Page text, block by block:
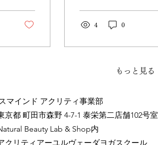
4 0
もっと見る
インド アクリティ事業部
京都 町田市森野 4-7-1 泰栄第二店舗102号室
Beauty Lab & Shop内
クリティアーユルヴェーダヨガスクール